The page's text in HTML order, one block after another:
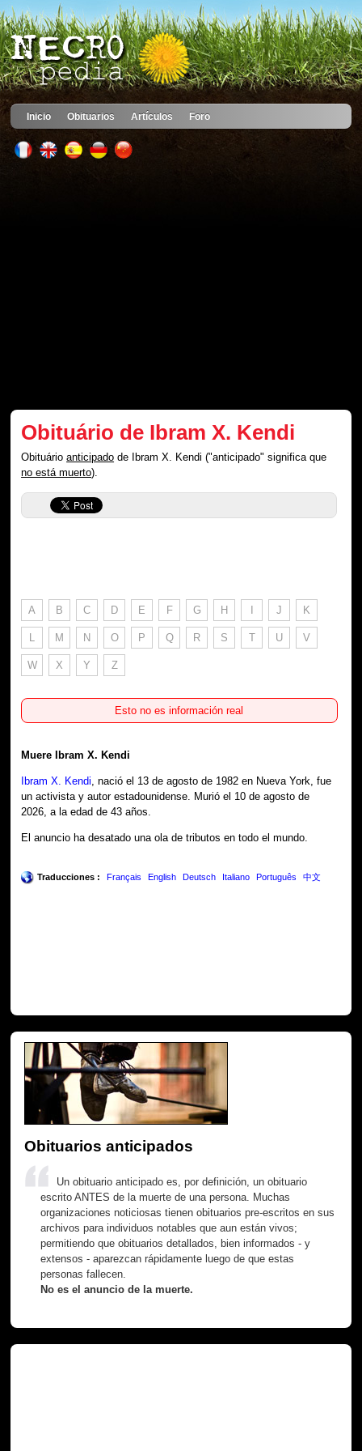
Inicio Obituarios Artículos Foro
Obituário de Ibram X. Kendi
Obituárioanticipado de Ibram X. Kendi ("anticipado" significa que
no está muerto).
A B C D E F G H I J K
L M N O P Q R S T U V
W X Y Z
Esto no es información real
Muere Ibram X. Kendi
Ibram X. Kendi , nació el 13 de agosto de 1982 en Nueva York, fue
un activista y autor estadounidense. Murió el 10 de agosto de
2026, a la edad de 43 años.
El anuncio ha desatado una ola de tributos en todo el mundo.
Traducciones : Français English Deutsch Italiano Português 中文
Obituarios anticipados
Un obituario anticipado es, por definición, un obituario
escrito ANTES de la muerte de una persona. Muchas
organizaciones noticiosas tienen obituarios pre-escritos en sus
archivos para individuos notables que aun están vivos;
permitiendo que obituarios detallados, bien informados - y
extensos - aparezcan rápidamente luego de que estas
personas fallecen.
No es el anuncio de la muerte.